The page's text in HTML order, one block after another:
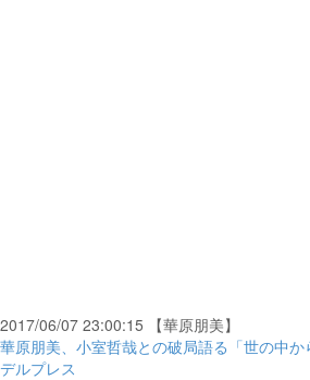
2017/06/07 23:00:15 【華原朋美】
華原朋美、小室哲哉との破局語る「世の中
デルプレス